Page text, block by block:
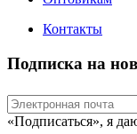
Контакты
Подписка на
«Подписаться», я